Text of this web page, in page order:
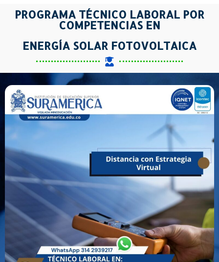
PROGRAMA TÉCNICO LABORAL POR
COMPETENCIAS EN
ENERGÍA SOLAR FOTOVOLTAICA